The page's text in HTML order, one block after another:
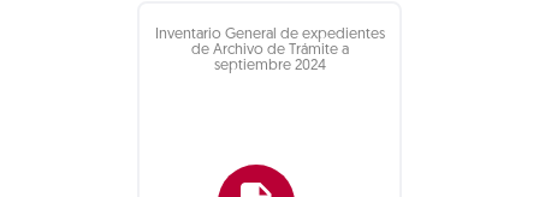
Inventario General de expedientes
de Archivo de Trámite a
septiembre 2024